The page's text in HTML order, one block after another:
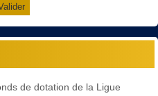
de dotation de la Ligue